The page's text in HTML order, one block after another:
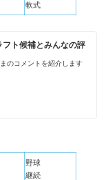
軟式
ト候補とみんなの評
のコメントを紹介します
野球
継続